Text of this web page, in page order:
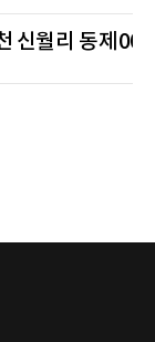
신월리 동제